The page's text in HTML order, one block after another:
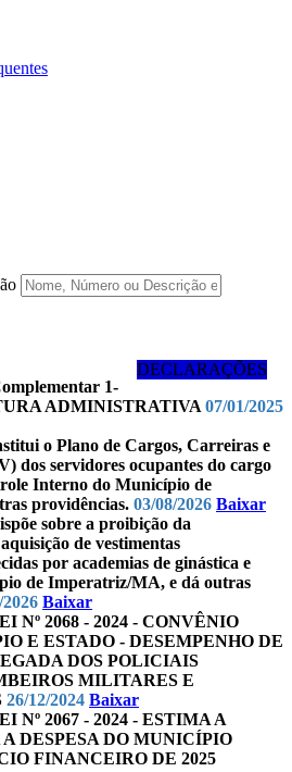
DECLARAÇÕES
1-
ADMINISTRATIVA 07/01/2025
o Plano de Cargos, Carreiras e
dos servidores ocupantes do cargo
Interno do Município de
providências. 03/08/2026 Baixar
sobre a proibição da
de vestimentas
por academias de ginástica e
de Imperatriz/MA, e dá outras
2026 Baixar
Nº 2068 - 2024 - CONVÊNIO
E ESTADO - DESEMPENHO DE
DOS POLICIAIS
MILITARES E
26/12/2024 Baixar
Nº 2067 - 2024 - ESTIMA A
DESPESA DO MUNICÍPIO
FINANCEIRO DE 2025